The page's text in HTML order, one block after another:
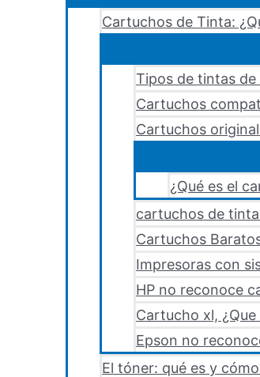
Cartuchos de Tinta:
Tipos de tintas de
Cartuchos
Cartuchos
¿Qué es el
cartuchos de
Cartuchos
Impresoras con
HP no reconoce
Cartucho xl,
Epson no
El tóner: qué es y